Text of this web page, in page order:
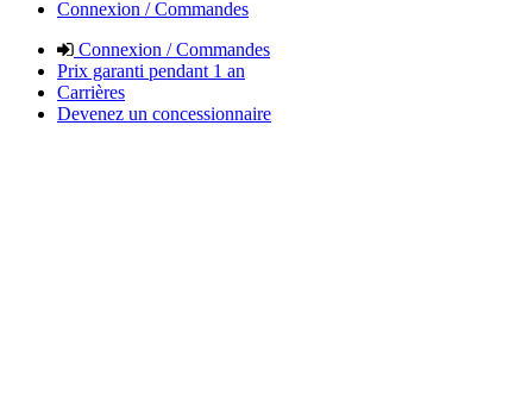
Connexion / Commandes
Connexion / Commandes
Prix garanti pendant 1 an
Carrières
Devenez un concessionnaire